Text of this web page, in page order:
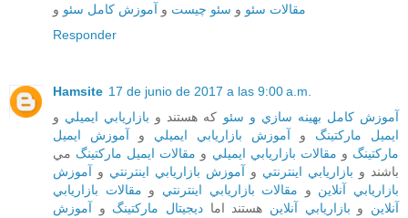
مقالات سئو و سئو چيست و آموزش کامل سئو و
Responder
Hamsite 17 de junio de 2017 a las 9:00 a.m.
آموزش کامل بهينه سازي و سئو که هستند و بازاريابي ايميلي و
ايميل مارکتينگ و آموزش بازاريابي ايميلي و آموزش ايميل
مارکتينگ و مقالات بازاريابي ايميلي و مقالات ايميل مارکتينگ مي
باشند و بازاريابي اينترنتي و آموزش بازاريابي اينترنتي و آموزش
بازاريابي آنلاين و مقالات بازاريابي اينترنتي و مقالات بازاريابي
آنلاين و بازاريابي آنلاين هستند اما ديجيتال مارکتينگ و آموزش